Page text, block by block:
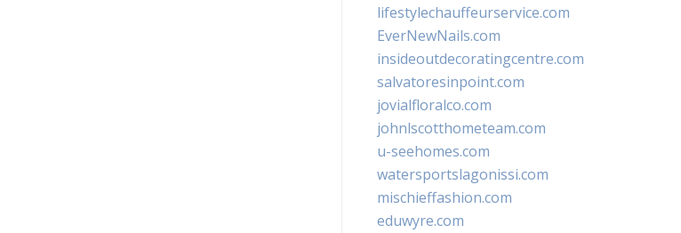
lifestylechauffeurservice.com
EverNewNails.com
insideoutdecoratingcentre.com
salvatoresinpoint.com
jovialfloralco.com
johnlscotthometeam.com
u-seehomes.com
watersportslagonissi.com
mischieffashion.com
eduwyre.com